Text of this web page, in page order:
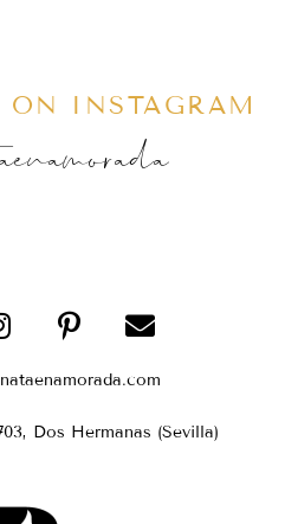
INSTAGRAM
Dos Hermanas (Sevilla)